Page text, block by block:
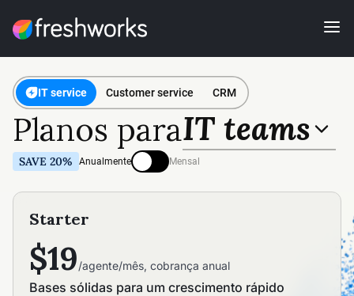
IT service Customer service CRM
Planos paraIT teams
SAVE 20% Anualmente Mensal
$19/agente/mês, cobrança anual
Bases sólidas para um crescimento rápido
Starter